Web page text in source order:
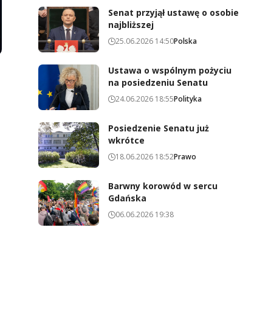
Senat przyjął ustawę o osobie
najbliższej
25.06.2026 14:50Polska
Ustawa o wspólnym pożyciu
na posiedzeniu Senatu
24.06.2026 18:55Polityka
Posiedzenie Senatu już
wkrótce
18.06.2026 18:52Prawo
Barwny korowód w sercu
Gdańska
06.06.2026 19:38